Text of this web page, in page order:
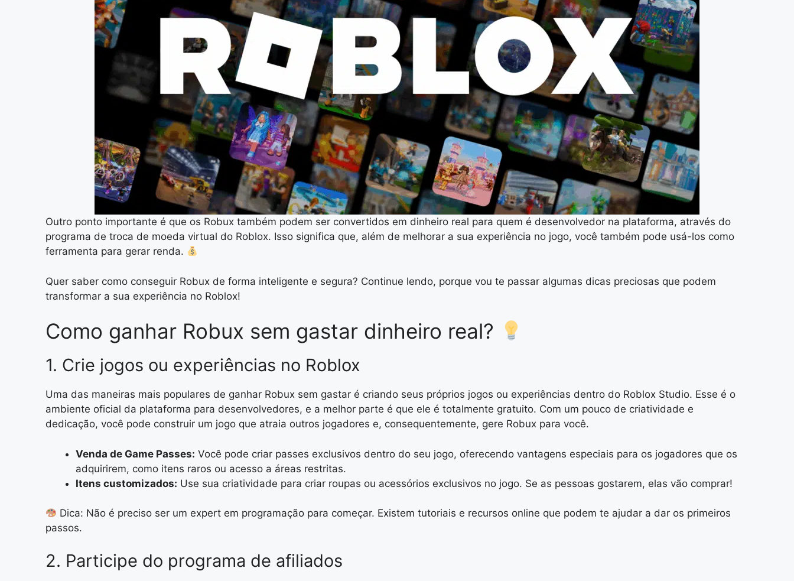
Outro ponto importante é que os Robux também podem ser convertidos em dinheiro real para quem é desenvolvedor na plataforma, através do
programa de troca de moeda virtual do Roblox. Isso significa que, além de melhorar a sua experiência no jogo, você também pode usá-los como
ferramenta para gerar renda.
Quer saber como conseguir Robux de forma inteligente e segura? Continue lendo, porque vou te passar algumas dicas preciosas que podem
transformar a sua experiência no Roblox!
Como ganhar Robux sem gastar dinheiro real?
1. Crie jogos ou experiências no Roblox
Uma das maneiras mais populares de ganhar Robux sem gastar é criando seus próprios jogos ou experiências dentro do Roblox Studio. Esse é o
ambiente oficial da plataforma para desenvolvedores, e a melhor parte é que ele é totalmente gratuito. Com um pouco de criatividade e
dedicação, você pode construir um jogo que atraia outros jogadores e, consequentemente, gere Robux para você.
Venda de Game Passes: Você pode criar passes exclusivos dentro do seu jogo, oferecendo vantagens especiais para os jogadores que os
adquirirem, como itens raros ou acesso a áreas restritas.
Itens customizados: Use sua criatividade para criar roupas ou acessórios exclusivos no jogo. Se as pessoas gostarem, elas vão comprar!
Dica: Não é preciso ser um expert em programação para começar. Existem tutoriais e recursos online que podem te ajudar a dar os primeiros
passos.
2. Participe do programa de afiliados